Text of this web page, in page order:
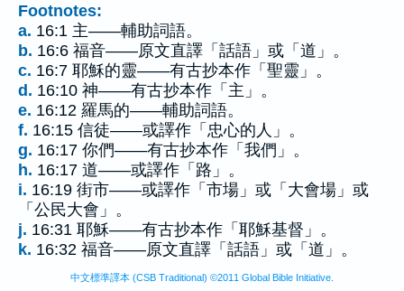
Footnotes:
a. 16:1 主——輔助詞語。
b. 16:6 福音——原文直譯「話語」或「道」。
c. 16:7 耶穌的靈——有古抄本作「聖靈」。
d. 16:10 神——有古抄本作「主」。
e. 16:12 羅馬的——輔助詞語。
f. 16:15 信徒——或譯作「忠心的人」。
g. 16:17 你們——有古抄本作「我們」。
h. 16:17 道——或譯作「路」。
i. 16:19 街市——或譯作「市場」或「大會場」或
「公民大會」。
j. 16:31 耶穌——有古抄本作「耶穌基督」。
k. 16:32 福音——原文直譯「話語」或「道」。
中文標準譯本 (CSB Traditional) ©2011 Global Bible Initiative.